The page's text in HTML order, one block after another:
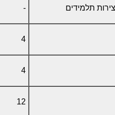
תלמידים -
4
4
12